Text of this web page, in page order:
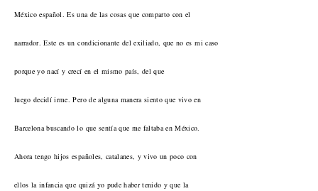
México español. Es una de las cosas que comparto con el
narrador. Este es un condicionante del exiliado, que no es mi caso
porque yo nací y crecí en el mismo país, del que
luego decidí irme. Pero de alguna manera siento que vivo en
Barcelona buscando lo que sentía que me faltaba en México.
Ahora tengo hijos españoles, catalanes, y vivo un poco con
ellos la infancia que quizá yo pude haber tenido y que la